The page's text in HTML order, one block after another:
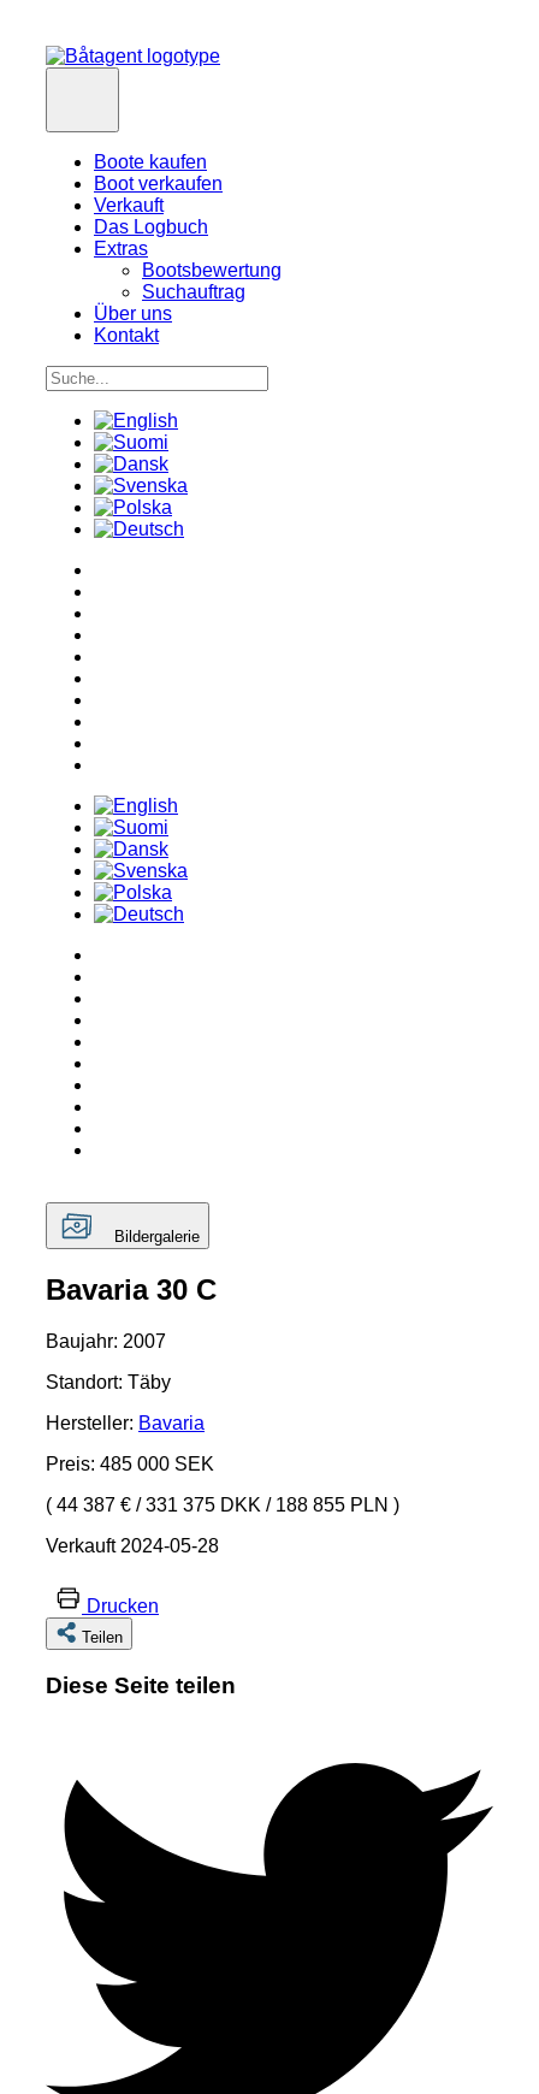
Boote kaufen
Boot verkaufen
Verkauft
Das Logbuch
Extras
Bootsbewertung
Suchauftrag
Über uns
Kontakt
Bildergalerie
Bavaria 30 C
Baujahr: 2007
Standort: Täby
Hersteller: Bavaria
Preis: 485 000 SEK
( 44 387 € /331 375 DKK /188 855 PLN )
Verkauft 2024-05-28
Drucken
Teilen
Diese Seite teilen